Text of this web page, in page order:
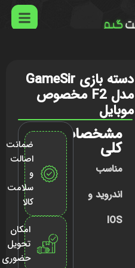
دسته بازی GameSir
مدل F2 مخصوص
موبایل
مشخصات
کلی
مناسب
اندروید و
IOS
ضمانت
اصالت
و
سلامت
کالا
امکان
تحویل
حضوری